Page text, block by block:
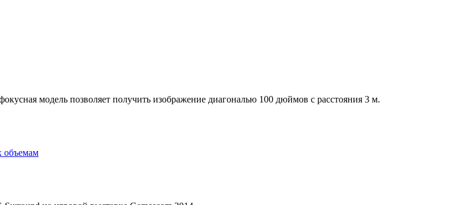
модель позволяет получить изображение диагональю 100 дюймов с расстояния 3 м.
объемам